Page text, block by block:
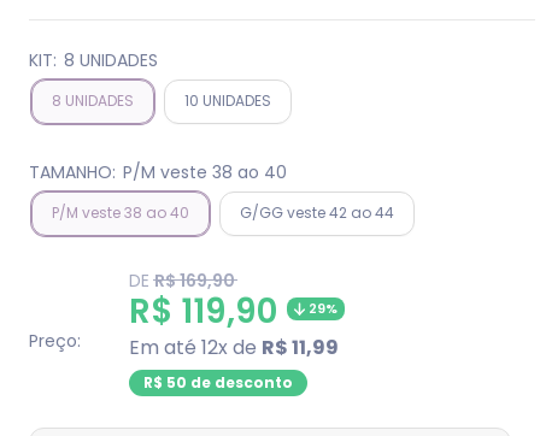
KIT: 8 UNIDADES
8 UNIDADES 10 UNIDADES
TAMANHO: P/M veste 38 ao 40
P/M veste 38 ao 40 G/GG veste 42 ao 44
Preço:
DETranslation
missing:
pt-
BR.product.general.regular_price
R$ 169,90
Translation
missing:
pt-
R$ 119,90 29%
Em até 12x de R$ 11,99
R$ 50 de desconto